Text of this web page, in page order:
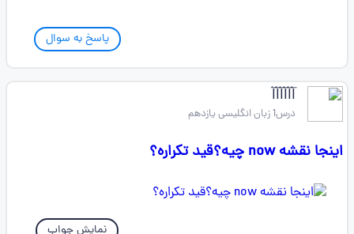
پاسخ به سوال
l⃐l⃐l⃐l⃐l⃐l⃐
درس1 زبان انگلیسی یازدهم
اینجا نقشه now چیه؟قید تکراره؟
نمایش جواب